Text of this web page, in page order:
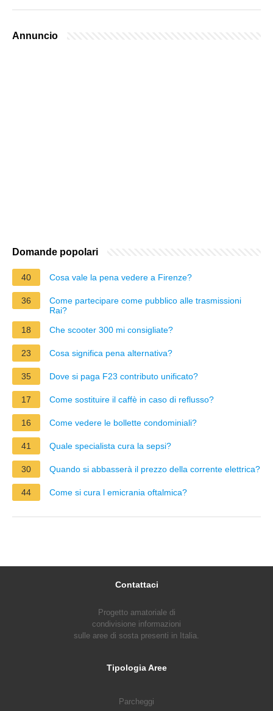
Annuncio
Domande popolari
40 Cosa vale la pena vedere a Firenze?
36
Come partecipare come pubblico alle trasmissioni
Rai?
18
Che scooter 300 mi consigliate?
23 Cosa significa pena alternativa?
35 Dove si paga F23 contributo unificato?
17 Come sostituire il caffè in caso di reflusso?
16 Come vedere le bollette condominiali?
41 Quale specialista cura la sepsi?
30 Quando si abbasserà il prezzo della corrente elettrica?
44 Come si cura l emicrania oftalmica?
Contattaci
Progetto amatoriale di
condivisione informazioni
sulle aree di sosta presenti in Italia.
Tipologia Aree
Parcheggi